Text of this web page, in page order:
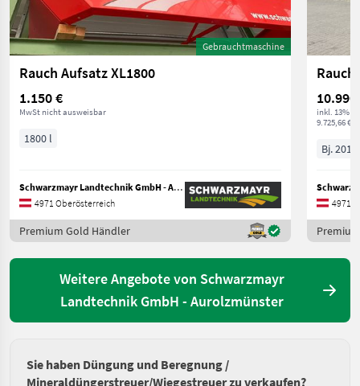
Gebrauchtmaschine
Rauch Aufsatz XL1800
1.150 €
MwSt nicht ausweisbar
1800 l
Schwarzmayr Landtechnik GmbH - Aurolzmünster
4971 Oberösterreich
Premium Gold Händler
Rauch
10.990
inkl. 13%
9.725,66 €
Bj. 2012
4971
Weitere Angebote von Schwarzmayr
Landtechnik GmbH - Aurolzmünster
Sie haben Düngung und Beregnung /
Mineraldüngerstreuer/Wiegestreuer zu verkaufen?